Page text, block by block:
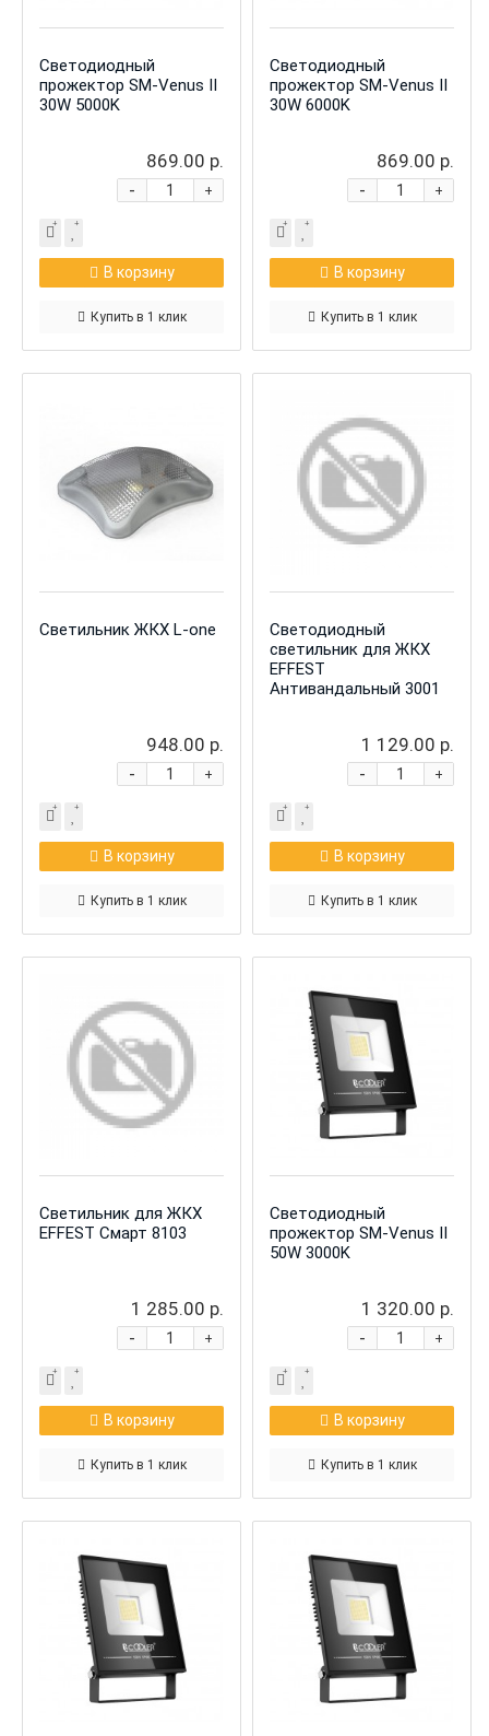
Светодиодный
прожектор SM-Venus II
30W 5000K
869.00 р.
+
-
В корзину
Купить в 1 клик
Светодиодный
прожектор SM-Venus II
30W 6000K
869.00 р.
+
-
В корзину
Купить в 1 клик
Светильник ЖКХ L-one
948.00 р.
+
-
В корзину
Купить в 1 клик
Светодиодный
светильник для ЖКХ
EFFEST
Антивандальный 3001
1 129.00 р.
+
-
В корзину
Купить в 1 клик
Светильник для ЖКХ
EFFEST Смарт 8103
1 285.00 р.
+
-
В корзину
Купить в 1 клик
Светодиодный
прожектор SM-Venus II
50W 3000K
1 320.00 р.
+
-
В корзину
Купить в 1 клик